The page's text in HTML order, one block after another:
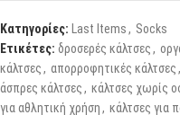
Κατηγορίες: Last Items, Socks
Ετικέτες: δροσερές κάλτσες,
κάλτσες, απορροφητικές κάλτσες,
άσπρες κάλτσες, κάλτσες χωρίς
για αθλητική χρήση, κάλτσες για